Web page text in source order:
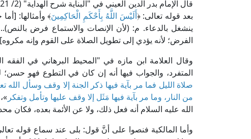
بعد قوله تعالى: ﴿أَلَيْسَ اللَّهُ بِأَحْكَمِ الْحَاكِمِينَ﴾ وأمثالها:
ينشغل بالدعاء. م: (لأن الإنصات والاستماع فرض
الفرض؛ لأنه يؤدي إلى تطويل الصلاة على القوم وإنه مكروه]
المتفرد، والجواب فيها أنه إن كان في التطوع فهو
صلاة الليل فما مر بآية فيها ذكر الجنة إلا وقف وسأل الله
من النار، وما مر بآية فيها مَثَل إلا وقف عليها وتأمل وتفكر
الله عليه السلام أنه فعل ذلك، ولا عن الأئمة بعده، فكان
وأما المالكية فنصوا على أنَّ قول: بلى عند سماع قوله